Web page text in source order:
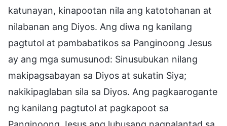
katunayan, kinapootan nila ang katotohanan at
nilabanan ang Diyos. Ang diwa ng kanilang
pagtutol at pambabatikos sa Panginoong Jesus
ay ang mga sumusunod: Sinusubukan nilang
makipagsabayan sa Diyos at sukatin Siya;
nakikipaglaban sila sa Diyos. Ang pagkaarogante
ng kanilang pagtutol at pagkapoot sa